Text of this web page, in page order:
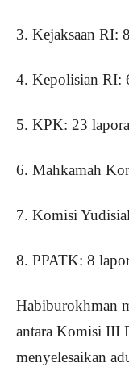
3. Kejaksaan RI:
4. Kepolisian RI:
5. KPK: 23
6. Mahkamah
7. Komisi
8. PPATK: 8
Habiburokhman
antara Komisi III
menyelesaikan